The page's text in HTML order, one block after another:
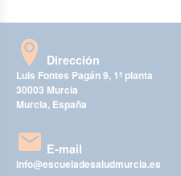
Dirección
Luis Fontes Pagán 9, 1ª planta
30003 Murcia
Murcia, España
E-mail
info@escueladesaludmurcia.es